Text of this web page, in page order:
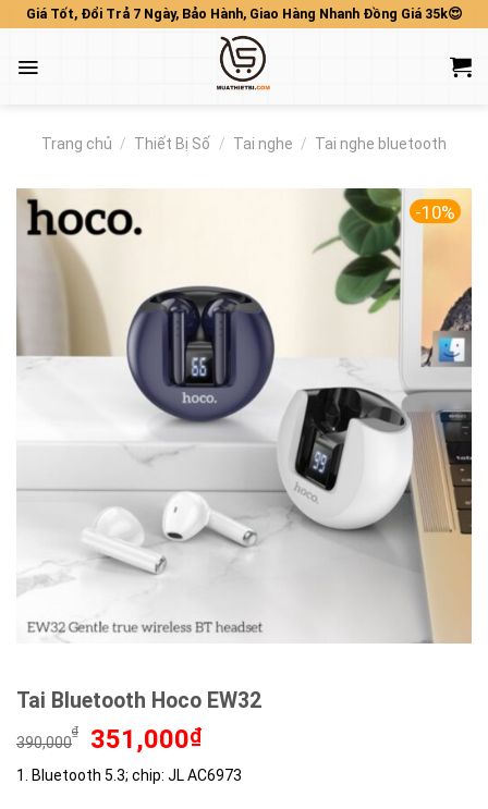
Skip
content
Giá Tốt, Đổi Trả 7 Ngày, Bảo Hành, Giao Hàng Nhanh Đồng Giá 35k😍
Trang chủ / Thiết Bị Số / Tai nghe / Tai nghe bluetooth
-10%
Tai Bluetooth Hoco EW32
390,000
₫
Giá
là:
351,000₫Giá
tại
1. Bluetooth 5.3; chip: JL AC6973